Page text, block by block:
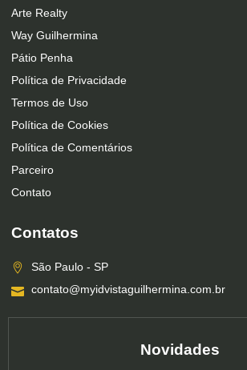
Arte Realty
Way Guilhermina
Pátio Penha
Política de Privacidade
Termos de Uso
Política de Cookies
Política de Comentários
Parceiro
Contato
Contatos
São Paulo - SP
contato@myidvistaguilhermina.com.br
Novidades